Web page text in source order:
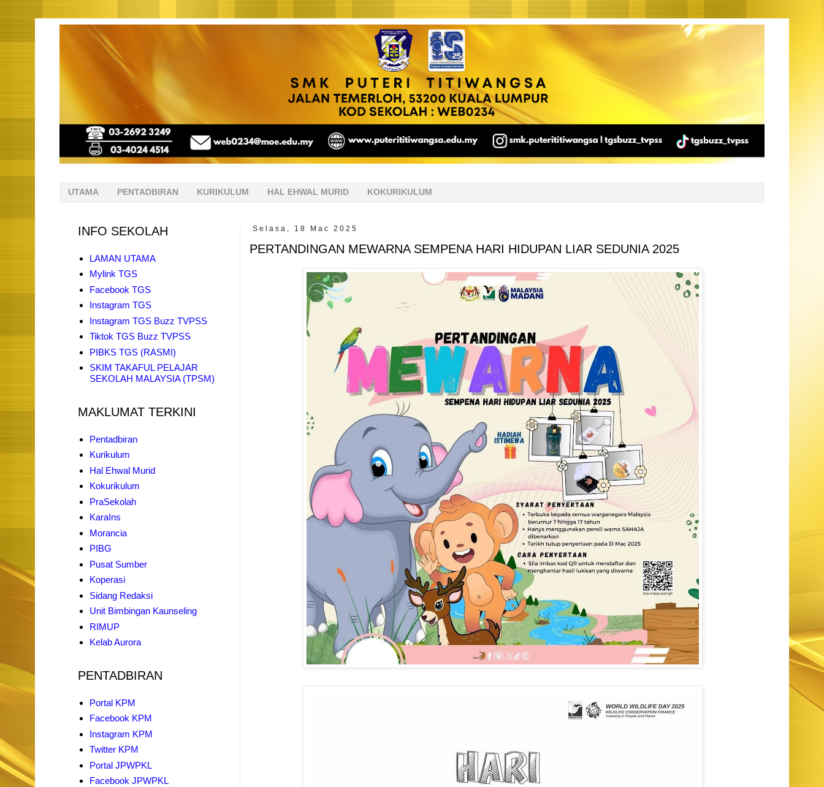
UTAMA PENTADBIRAN KURIKULUM HAL EHWAL MURID KOKURIKULUM
Selasa, 18 Mac 2025
PERTANDINGAN MEWARNA SEMPENA HARI HIDUPAN LIAR SEDUNIA 2025
INFO SEKOLAH
LAMAN UTAMA
Mylink TGS
Facebook TGS
Instagram TGS
Instagram TGS Buzz TVPSS
Tiktok TGS Buzz TVPSS
PIBKS TGS (RASMI)
SKIM TAKAFUL PELAJAR
SEKOLAH MALAYSIA (TPSM)
MAKLUMAT TERKINI
Pentadbiran
Kurikulum
Hal Ehwal Murid
Kokurikulum
PraSekolah
KaraIns
Morancia
PIBG
Pusat Sumber
Koperasi
Sidang Redaksi
Unit Bimbingan Kaunseling
RIMUP
Kelab Aurora
PENTADBIRAN
Portal KPM
Facebook KPM
Instagram KPM
Twitter KPM
Portal JPWPKL
Facebook JPWPKL